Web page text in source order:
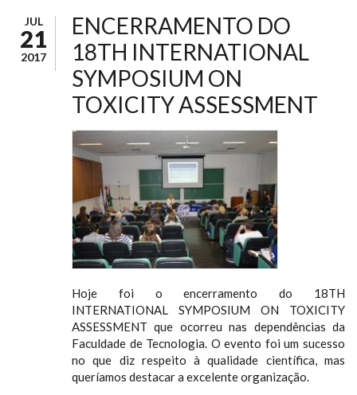
JUL
21
2017
ENCERRAMENTO DO
18TH INTERNATIONAL
SYMPOSIUM ON
TOXICITY ASSESSMENT
Hoje foi o encerramento do 18TH
INTERNATIONAL SYMPOSIUM ON TOXICITY
ASSESSMENT que ocorreu nas dependências da
Faculdade de Tecnologia. O evento foi um sucesso
no que diz respeito à qualidade científica, mas
queríamos destacar a excelente organização.